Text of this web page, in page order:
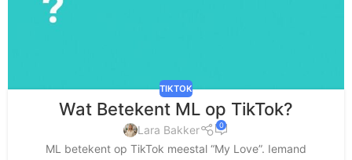
TIKTOK
Wat Betekent ML op TikTok?
Lara Bakker 0
ML betekent op TikTok meestal “My Love”. Iemand